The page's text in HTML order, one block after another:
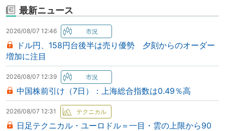
最新ニュース
2026/08/07 12:46
ドル円、158円台後半は売り優勢 夕刻からのオーダー
増加に注目
2026/08/07 12:39
中国株前引け（7日）：上海総合指数は0.49％高
2026/08/07 12:31
日足テクニカル・ユーロドル＝一目・雲の上限から90